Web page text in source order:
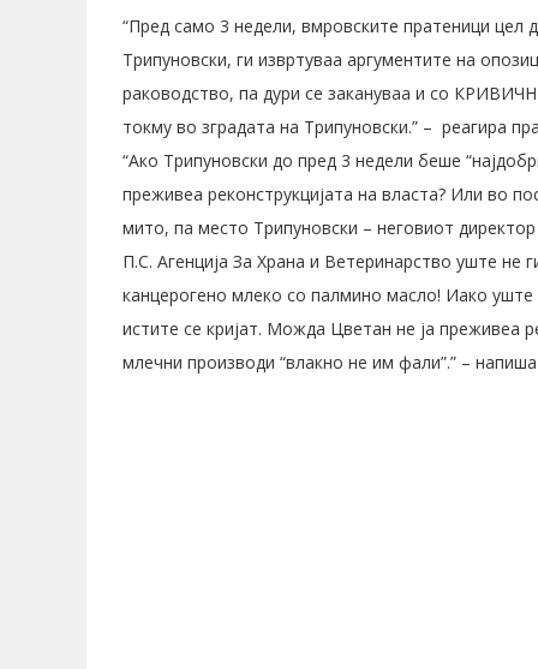
“Пред само 3 недели, вмровските пратеници цел
Трипуновски, ги извртуваа аргументите на
раководство, па дури се закануваа и со
токму во зградата на Трипуновски.” – реагира
“Ако Трипуновски до пред 3 недели беше
преживеа реконструкцијата на власта? Или во
мито, па место Трипуновски – неговиот
П.С. Агенција За Храна и Ветеринарство уште не
канцерогено млеко со палмино масло! Иако
истите се кријат. Можда Цветан не ја преживеа
млечни производи “влакно не им фали”.” –